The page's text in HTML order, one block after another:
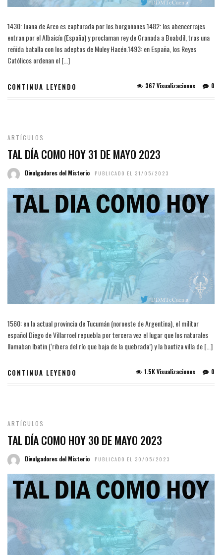
1430: Juana de Arco es capturada por los borgoñones.1482: los abencerrajes
entran por el Albaicín (España) y proclaman rey de Granada a Boabdil, tras una
reñida batalla con los adeptos de Muley Hacén.1493: en España, los Reyes
Católicos ordenan el […]
CONTINUA LEYENDO 0
367 Visualizaciones
ARTÍCULOS
TAL DÍA COMO HOY 31 DE MAYO 2023
Divulgadores del Misterio PUBLICADO EL 31/05/2023
1560: en la actual provincia de Tucumán (noroeste de Argentina), el militar
español Diego de Villarroel repuebla por tercera vez el lugar que los naturales
llamaban Ibatin (‘ribera del río que baja de la quebrada’) y la bautiza villa de […]
CONTINUA LEYENDO 0
1.5K Visualizaciones
ARTÍCULOS
TAL DÍA COMO HOY 30 DE MAYO 2023
Divulgadores del Misterio PUBLICADO EL 30/05/2023